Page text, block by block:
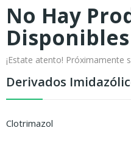
Derivados
Clotrimazol
No Hay
Disponibles
¡Estate atento! Próximamente